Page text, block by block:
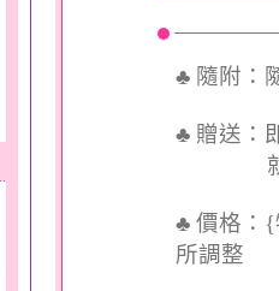
♣ 隨附：
♣ 贈送：
就送
♣ 價格：{
所調整